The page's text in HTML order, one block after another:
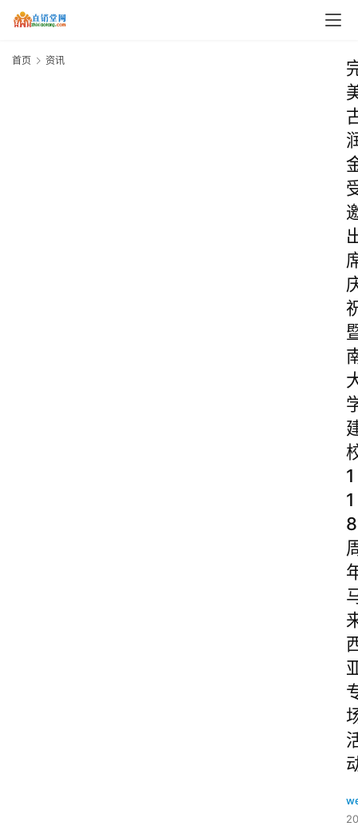
首页 资讯
1
1
8